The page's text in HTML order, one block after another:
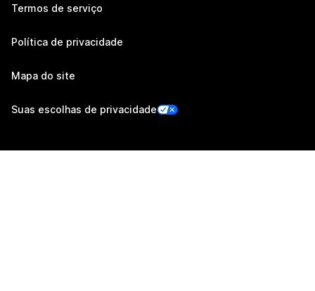
Termos de serviço
Política de privacidade
Mapa do site
Suas escolhas de privacidade